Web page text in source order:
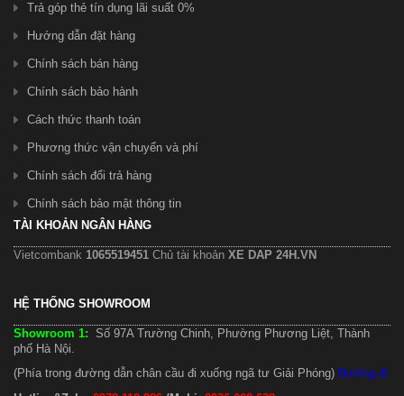
Trả góp thẻ tín dụng lãi suất 0%
Hướng dẫn đặt hàng
Chính sách bán hàng
Chính sách bảo hành
Cách thức thanh toán
Phương thức vận chuyển và phí
Chính sách đổi trả hàng
Chính sách bảo mật thông tin
TÀI KHOẢN NGÂN HÀNG
Vietcombank 1065519451 Chủ tài khoản XE DAP 24H.VN
HỆ THỐNG SHOWROOM
Showroom 1: Số 97A Trường Chinh, Phường Phương Liệt, Thành
phố Hà Nội.
(Phía trong đường dẫn chân cầu đi xuống ngã tư Giải Phóng) Đường đi